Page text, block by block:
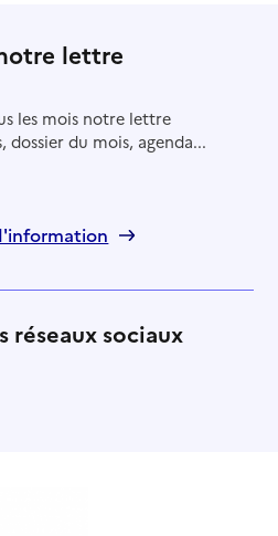
lettre
les mois notre lettre
du mois, agenda...
réseaux sociaux